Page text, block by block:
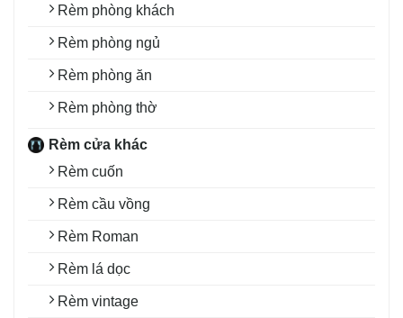
Rèm phòng khách
Rèm phòng ngủ
Rèm phòng ăn
Rèm phòng thờ
Rèm cửa khác
Rèm cuốn
Rèm cầu vồng
Rèm Roman
Rèm lá dọc
Rèm vintage